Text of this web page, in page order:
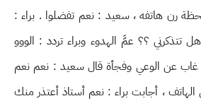
رن هاتفه ، سعيد : نعم تفضلوا . براء :
تتذكرني ؟؟ عمَّ الهدوء وبراء تردد : الووو
عن الوعي وفجأة قال سعيد : نعم نعم
، أجابت براء : نعم أستاذ أعتذر منك